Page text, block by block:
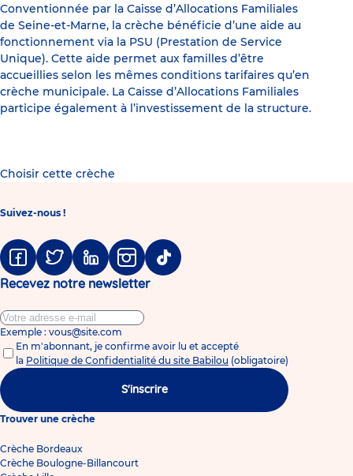
Conventionnée par la Caisse d’Allocations Familiales
de Seine-et-Marne, la crèche bénéficie d’une aide au
fonctionnement via la PSU (Prestation de Service
Unique). Cette aide permet aux familles d’être
accueillies selon les mêmes conditions tarifaires qu’en
crèche municipale. La Caisse d’Allocations Familiales
participe également à l’investissement de la structure.
Choisir cette crèche
Suivez-nous !
FacebookTwitter LinkedinInstagramTiktok
Recevez notre newsletter
Exemple : vous@site.com
En m'abonnant, je confirme avoir lu et accepté
la Politique de Confidentialité du site Babilou (obligatoire)
S'inscrire
Trouver une crèche
Crèche Bordeaux
Crèche Boulogne-Billancourt